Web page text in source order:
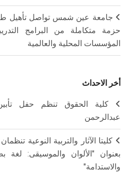
جامعة عين شمس تواصل تأهيل
حزمة متكاملة من البرامج
المؤسسات المحلية والعالمية
أخر الاحداث
كلية الحقوق تنظم حفل
عبدالرحمن
كليتا الآثار والتربية النوعية
بعنوان "الألوان والموسيقى: لغة
والاستدامة"